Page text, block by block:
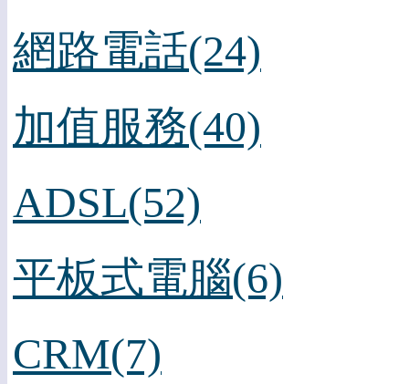
網路電話(24)
加值服務(40)
ADSL(52)
平板式電腦(6)
CRM(7)